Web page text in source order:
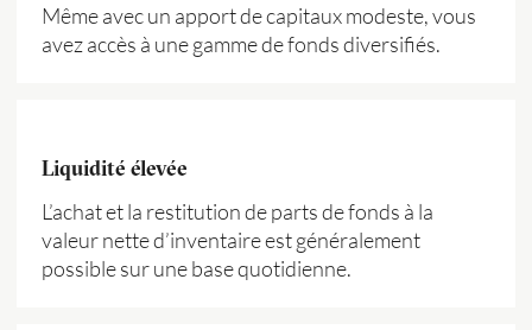
Même avec un apport de capitaux modeste, vous
avez accès à une gamme de fonds diversifiés.
Liquidité élevée
L’achat et la restitution de parts de fonds à la
valeur nette d’inventaire est généralement
possible sur une base quotidienne.